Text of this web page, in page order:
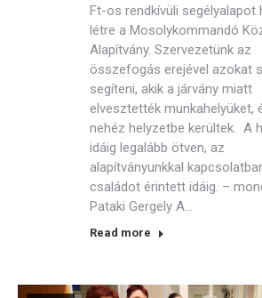
Ft-os rendkívüli segélyalapot
létre a Mosolykommandó
Alapítvány. Szervezetünk az
összefogás erejével azokat
segíteni, akik a járvány miatt
elvesztették munkahelyüket,
nehéz helyzetbe kerültek. A
idáig legalább ötven, az
alapítványunkkal
családot érintett idáig. –
Pataki Gergely A…
Read more